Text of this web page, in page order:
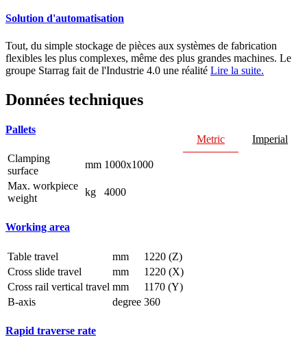
Solution d'automatisation
Tout, du simple stockage de pièces aux systèmes de fabrication
flexibles les plus complexes, même des plus grandes machines. Le
groupe Starrag fait de l'Industrie 4.0 une réalité Lire la suite.
Données techniques
Metric Imperial
Pallets
Clamping
surface
mm 1000x1000
Max. workpiece
weight
kg 4000
Working area
Table travel mm
1220 (Z)
Cross slide travel
mm
1220 (X)
Cross rail vertical travel mm
1170 (Y)
B-axis
degree 360
Rapid traverse rate